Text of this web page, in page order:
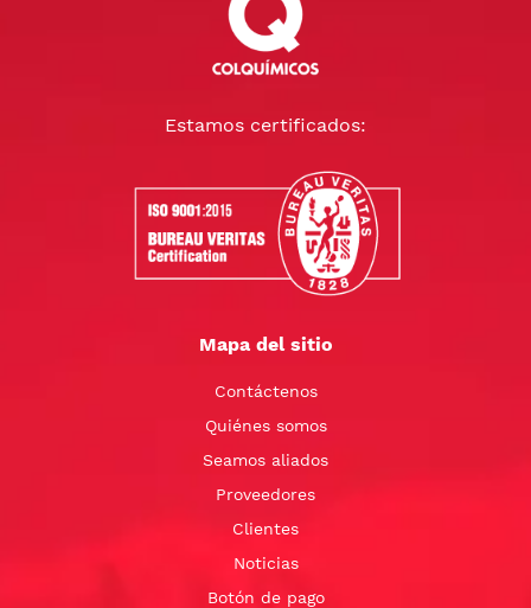
Estamos certificados:
Mapa del sitio
Contáctenos
Quiénes somos
Seamos aliados
Proveedores
Clientes
Noticias
Botón de pago